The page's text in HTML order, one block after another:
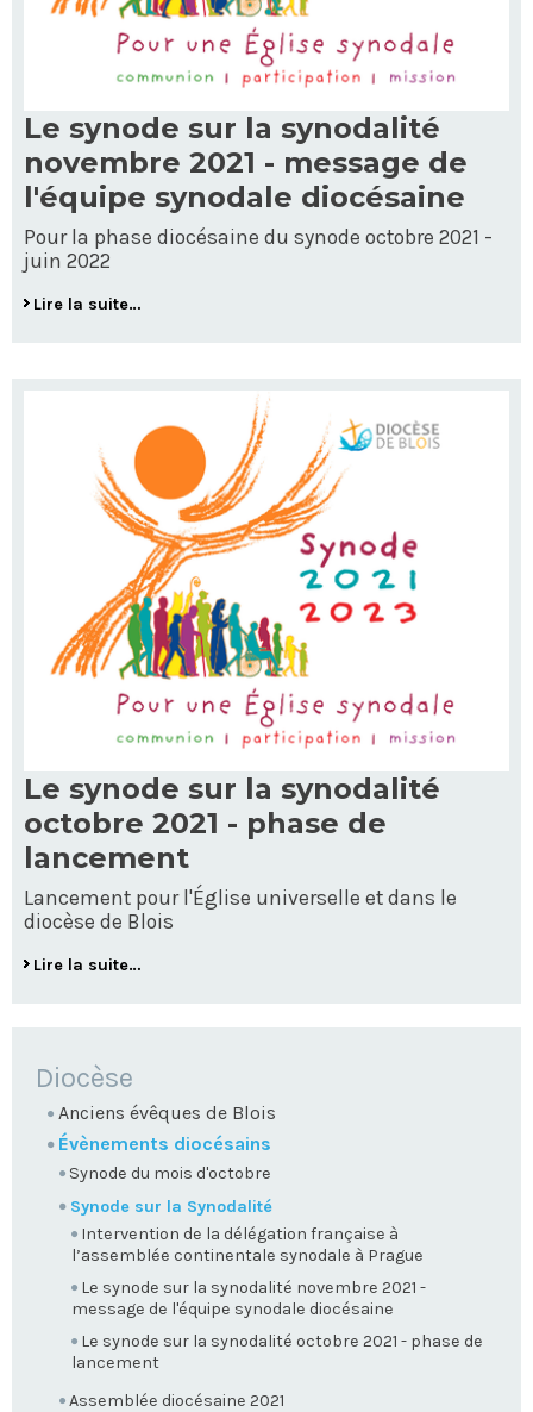
Le synode sur la synodalité
novembre 2021 - message de
l'équipe synodale diocésaine
Pour la phase diocésaine du synode octobre 2021 -
juin 2022
Lire la suite…
Le synode sur la synodalité
octobre 2021 - phase de
lancement
Lancement pour l'Église universelle et dans le
diocèse de Blois
Lire la suite…
NAVIGATION
Diocèse
Anciens évêques de Blois
Évènements diocésains
Synode du mois d'octobre
Synode sur la Synodalité
Intervention de la délégation française à
l’assemblée continentale synodale à Prague
Le synode sur la synodalité novembre 2021 -
message de l'équipe synodale diocésaine
Le synode sur la synodalité octobre 2021 - phase de
lancement
Assemblée diocésaine 2021